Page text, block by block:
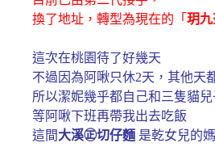
換了地址，轉型為現在的「 玥
這次在桃園待了好幾天
不過因為阿啾只休2天，其他天
所以潔妮幾乎都自己和三隻貓
等阿啾下班再帶我出去吃飯
這間大溪㊣切仔麵 是乾女兒的